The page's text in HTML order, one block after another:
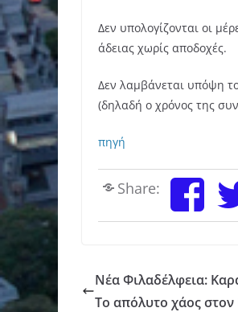
Δεν υπολογίζονται οι
άδειας χωρίς αποδοχές.
Δεν λαμβάνεται υπόψη
(δηλαδή ο χρόνος της
πηγή
Share:
Νέα Φιλαδέλφεια:
Το απόλυτο χάος